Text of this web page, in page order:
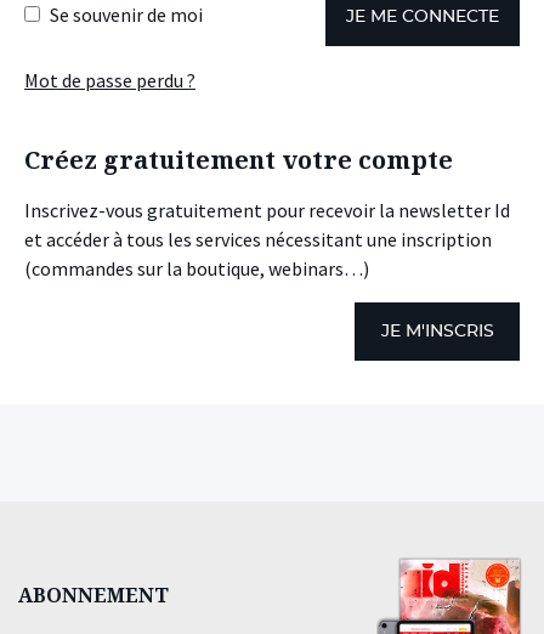
Se souvenir de moi JE ME CONNECTE
Mot de passe perdu ?
Créez gratuitement votre compte
Inscrivez-vous gratuitement pour recevoir la newsletter Id
et accéder à tous les services nécessitant une inscription
(commandes sur la boutique, webinars…)
JE M'INSCRIS
ABONNEMENT